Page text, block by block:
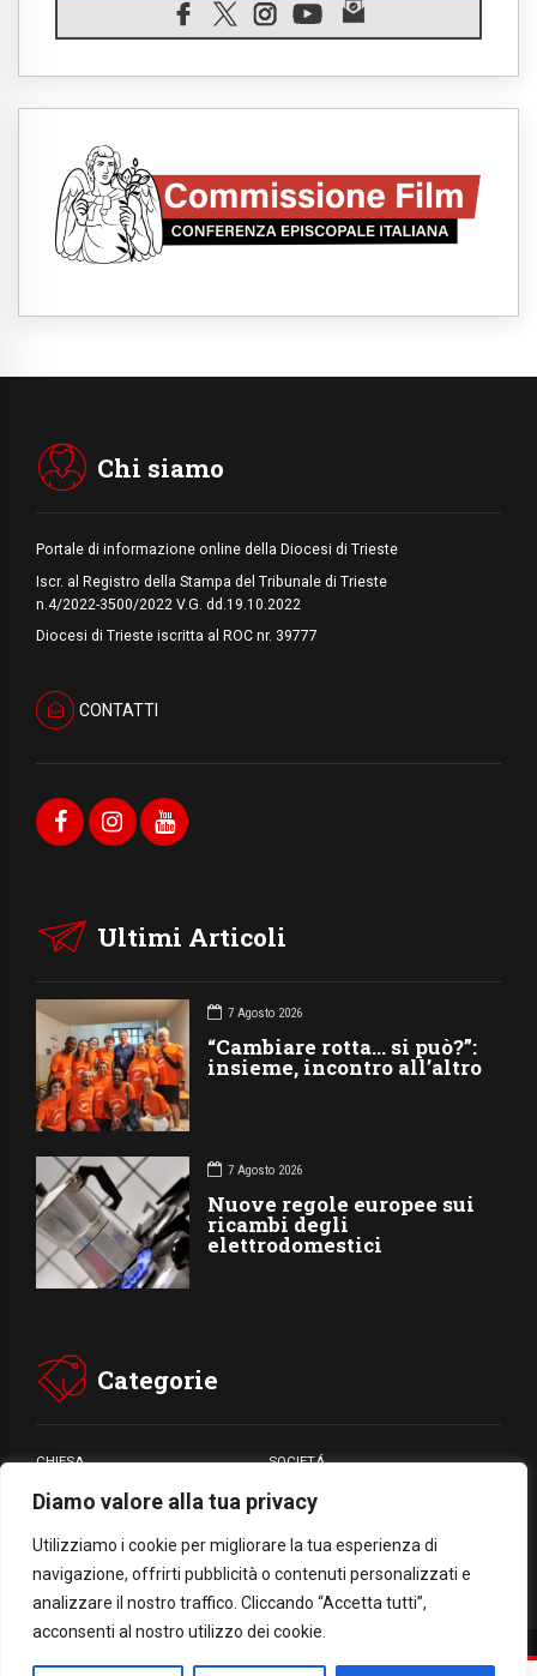
Diamo valore alla tua privacy
Utilizziamo i cookie per migliorare la tua esperienza di
navigazione, offrirti pubblicità o contenuti personalizzati e
analizzare il nostro traffico. Cliccando “Accetta tutti”,
acconsenti al nostro utilizzo dei cookie.
06.08.2026
Il grazie dei giovani al Papa: "Oggi ci
Leone XIV: la rivoluzione del Vangelo
06.08.2026
Fra Marco Vianelli: alla scuola di san
Francesco per imparare il Vangelo della
pace
Chi siamo
Portale di informazione online della Diocesi di Trieste
Iscr. al Registro della Stampa del Tribunale di Trieste
n.4/2022-3500/2022 V.G. dd.19.10.2022
Diocesi di Trieste iscritta al ROC nr. 39777
CONTATTI
Ultimi Articoli
7 Agosto 2026
“Cambiare rotta… si può?”:
insieme, incontro all’altro
7 Agosto 2026
Nuove regole europee sui
ricambi degli
elettrodomestici
Categorie
CHIESA SOCIETÁ
CARITÁ GIUBILEO
CULTURA MEDIA